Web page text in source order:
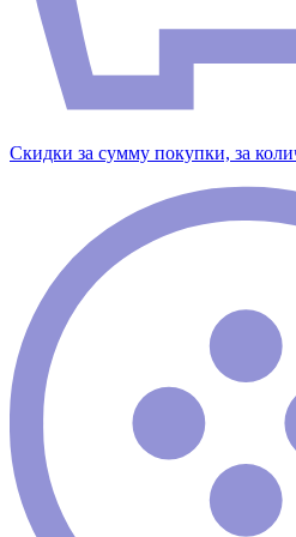
Скидки за сумму покупки, за